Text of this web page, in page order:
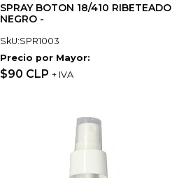
SPRAY BOTON 18/410 RIBETEADO
NEGRO -
SkU:SPR1003
Precio por Mayor:
$90 CLP + IVA